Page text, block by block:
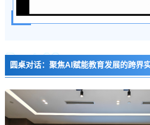
Part 02
圆桌对话：聚焦AI赋能教育发展的跨界